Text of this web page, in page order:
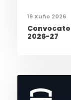
19 Xuño 2026
2026-27